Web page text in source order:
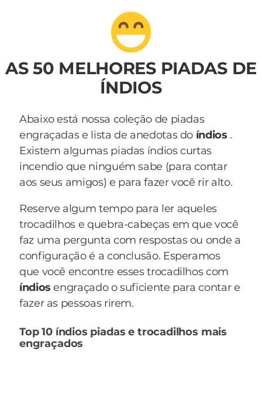
AS 50 MELHORES PIADAS DE
ÍNDIOS
Abaixo está nossa coleção de piadas
engraçadas e lista de anedotas do índios .
Existem algumas piadas índios curtas
incendio que ninguém sabe (para contar
aos seus amigos) e para fazer você rir alto.
Reserve algum tempo para ler aqueles
trocadilhos e quebra-cabeças em que você
faz uma pergunta com respostas ou onde a
configuração é a conclusão. Esperamos
que você encontre esses trocadilhos com
índiosengraçado o suficiente para contar e
fazer as pessoas rirem.
Top 10 índios piadas e trocadilhos mais
engraçados